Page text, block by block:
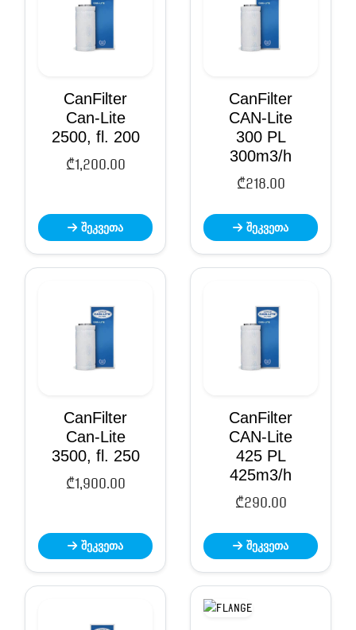
CanFilter
Can-Lite
2500, fl. 200
₾ 1,200.00
შეკვეთა
CanFilter
CAN-Lite
300 PL
300m3/h
₾ 218.00
შეკვეთა
CanFilter
Can-Lite
3500, fl. 250
₾1,900.00
შეკვეთა
CanFilter
CAN-Lite
425 PL
425m3/h
₾290.00
შეკვეთა